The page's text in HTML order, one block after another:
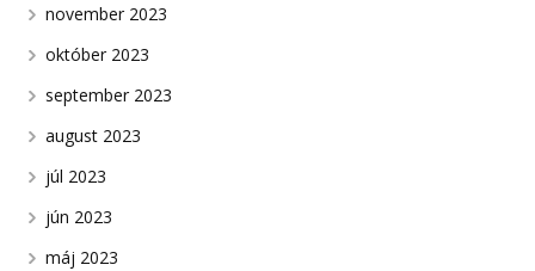
november 2023
október 2023
september 2023
august 2023
júl 2023
jún 2023
máj 2023